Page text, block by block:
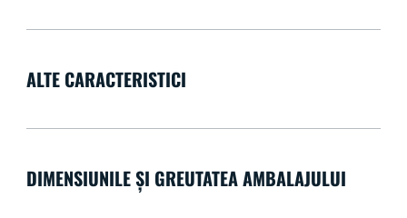
ALTE CARACTERISTICI
DIMENSIUNILE ȘI GREUTATEA AMBALAJULUI